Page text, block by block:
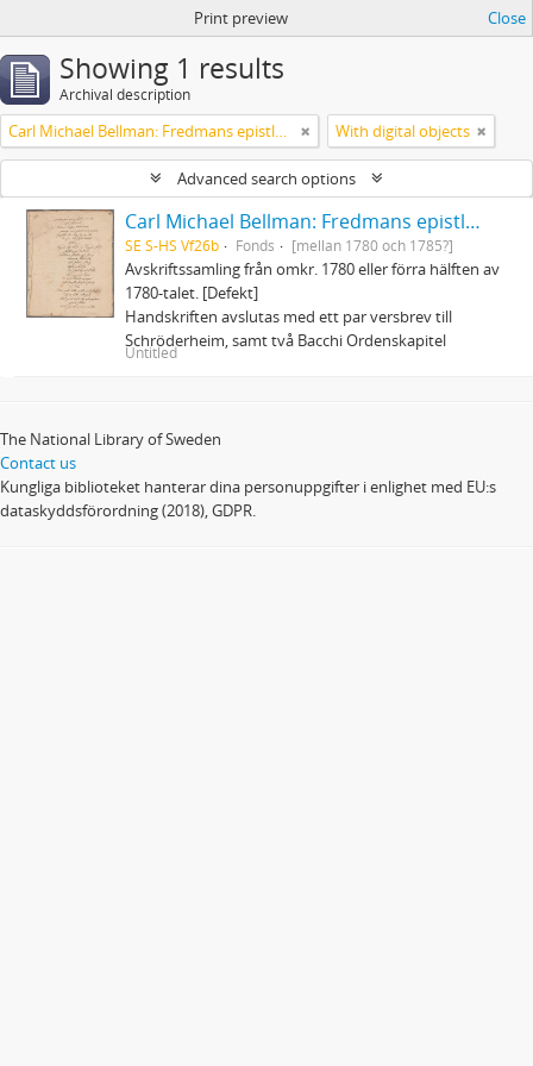
Print preview Close
Showing 1 results
Archival description
Carl Michael Bellman: Fredmans epistlar och sånger m.fl. Bellman-texter With digital objects
Advanced search options
Carl Michael Bellman: Fredmans epistlar och sånger m.fl. Bellman-texter
SE S-HS Vf26b Fonds [mellan 1780 och 1785?]
Avskriftssamling från omkr. 1780 eller förra hälften av
1780-talet. [Defekt]
Handskriften avslutas med ett par versbrev till
Schröderheim, samt två Bacchi Ordenskapitel
Untitled
The National Library of Sweden
Contact us
Kungliga biblioteket hanterar dina personuppgifter i enlighet med EU:s
dataskyddsförordning (2018), GDPR.